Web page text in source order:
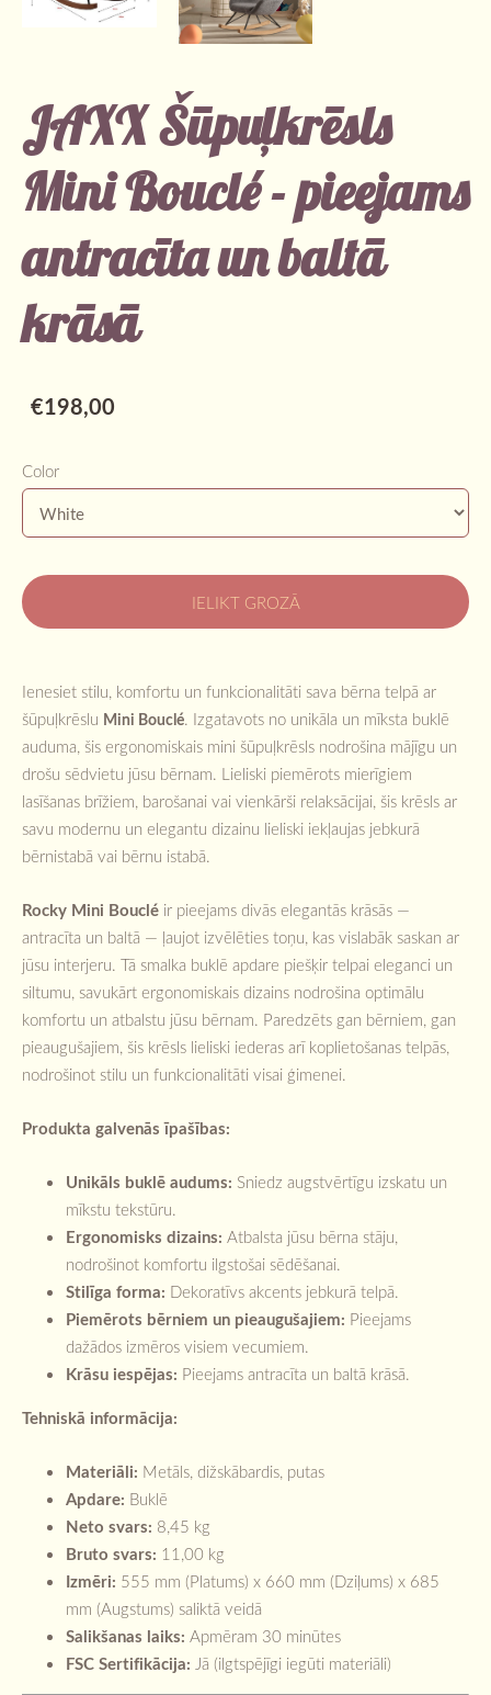
JAXX Šūpuļkrēsls
Mini Bouclé - pieejams
antracīta un baltā
krāsā
€198,00
Color
IELIKT GROZĀ
Ienesiet stilu, komfortu un funkcionalitāti sava bērna telpā ar
šūpuļkrēslu Mini Bouclé. Izgatavots no unikāla un mīksta buklē
auduma, šis ergonomiskais mini šūpuļkrēsls nodrošina mājīgu un
drošu sēdvietu jūsu bērnam. Lieliski piemērots mierīgiem
lasīšanas brīžiem, barošanai vai vienkārši relaksācijai, šis krēsls ar
savu modernu un elegantu dizainu lieliski iekļaujas jebkurā
bērnistabā vai bērnu istabā.
Rocky Mini Bouclé ir pieejams divās elegantās krāsās —
antracīta un baltā — ļaujot izvēlēties toņu, kas vislabāk saskan ar
jūsu interjeru. Tā smalka buklē apdare piešķir telpai eleganci un
siltumu, savukārt ergonomiskais dizains nodrošina optimālu
komfortu un atbalstu jūsu bērnam. Paredzēts gan bērniem, gan
pieaugušajiem, šis krēsls lieliski iederas arī koplietošanas telpās,
nodrošinot stilu un funkcionalitāti visai ģimenei.
Produkta galvenās īpašības:
Unikāls buklē audums: Sniedz augstvērtīgu izskatu un
mīkstu tekstūru.
Ergonomisks dizains: Atbalsta jūsu bērna stāju,
nodrošinot komfortu ilgstošai sēdēšanai.
Stilīga forma: Dekoratīvs akcents jebkurā telpā.
Piemērots bērniem un pieaugušajiem: Pieejams
dažādos izmēros visiem vecumiem.
Krāsu iespējas: Pieejams antracīta un baltā krāsā.
Tehniskā informācija:
Materiāli: Metāls, dižskābardis, putas
Apdare: Buklē
Neto svars: 8,45 kg
Bruto svars: 11,00 kg
Izmēri: 555 mm (Platums) x 660 mm (Dziļums) x 685
mm (Augstums) saliktā veidā
Salikšanas laiks: Apmēram 30 minūtes
FSC Sertifikācija: Jā (ilgtspējīgi iegūti materiāli)